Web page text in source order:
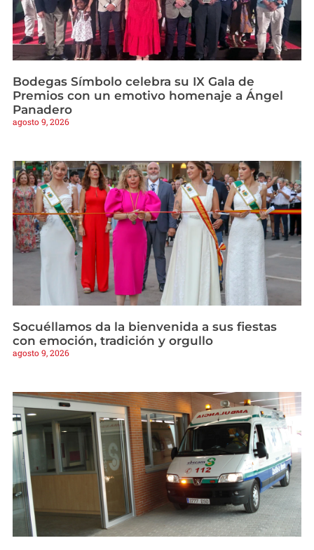
Bodegas Símbolo celebra su IX Gala de
Premios con un emotivo homenaje a Ángel
Panadero
agosto 9, 2026
Socuéllamos da la bienvenida a sus fiestas
con emoción, tradición y orgullo
agosto 9, 2026